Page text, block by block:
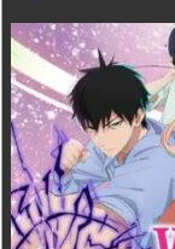
a
st
o
d
o
n
u
e
s
k
y